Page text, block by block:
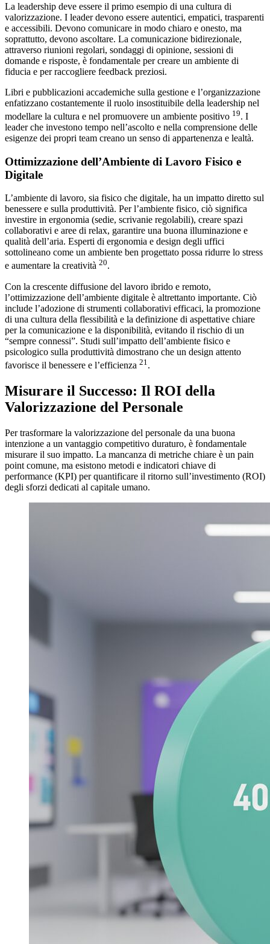
La leadership deve essere il primo esempio di una cultura di
valorizzazione. I leader devono essere autentici, empatici, trasparenti
e accessibili. Devono comunicare in modo chiaro e onesto, ma
soprattutto, devono ascoltare. La comunicazione bidirezionale,
attraverso riunioni regolari, sondaggi di opinione, sessioni di
domande e risposte, è fondamentale per creare un ambiente di
fiducia e per raccogliere feedback preziosi.
Libri e pubblicazioni accademiche sulla gestione e l’organizzazione
enfatizzano costantemente il ruolo insostituibile della leadership nel
modellare la cultura e nel promuovere un ambiente positivo 19. I
leader che investono tempo nell’ascolto e nella comprensione delle
esigenze dei propri team creano un senso di appartenenza e lealtà.
Ottimizzazione dell’Ambiente di Lavoro Fisico e
Digitale
L’ambiente di lavoro, sia fisico che digitale, ha un impatto diretto sul
benessere e sulla produttività. Per l’ambiente fisico, ciò significa
investire in ergonomia (sedie, scrivanie regolabili), creare spazi
collaborativi e aree di relax, garantire una buona illuminazione e
qualità dell’aria. Esperti di ergonomia e design degli uffici
sottolineano come un ambiente ben progettato possa ridurre lo stress
e aumentare la creatività 20.
Con la crescente diffusione del lavoro ibrido e remoto,
l’ottimizzazione dell’ambiente digitale è altrettanto importante. Ciò
include l’adozione di strumenti collaborativi efficaci, la promozione
di una cultura della flessibilità e la definizione di aspettative chiare
per la comunicazione e la disponibilità, evitando il rischio di un
“sempre connessi”. Studi sull’impatto dell’ambiente fisico e
psicologico sulla produttività dimostrano che un design attento
favorisce il benessere e l’efficienza 21 .
Misurare il Successo: Il ROI della
Valorizzazione del Personale
Per trasformare la valorizzazione del personale da una buona
intenzione a un vantaggio competitivo duraturo, è fondamentale
misurare il suo impatto. La mancanza di metriche chiare è un pain
point comune, ma esistono metodi e indicatori chiave di
performance (KPI) per quantificare il ritorno sull’investimento (ROI)
degli sforzi dedicati al capitale umano.